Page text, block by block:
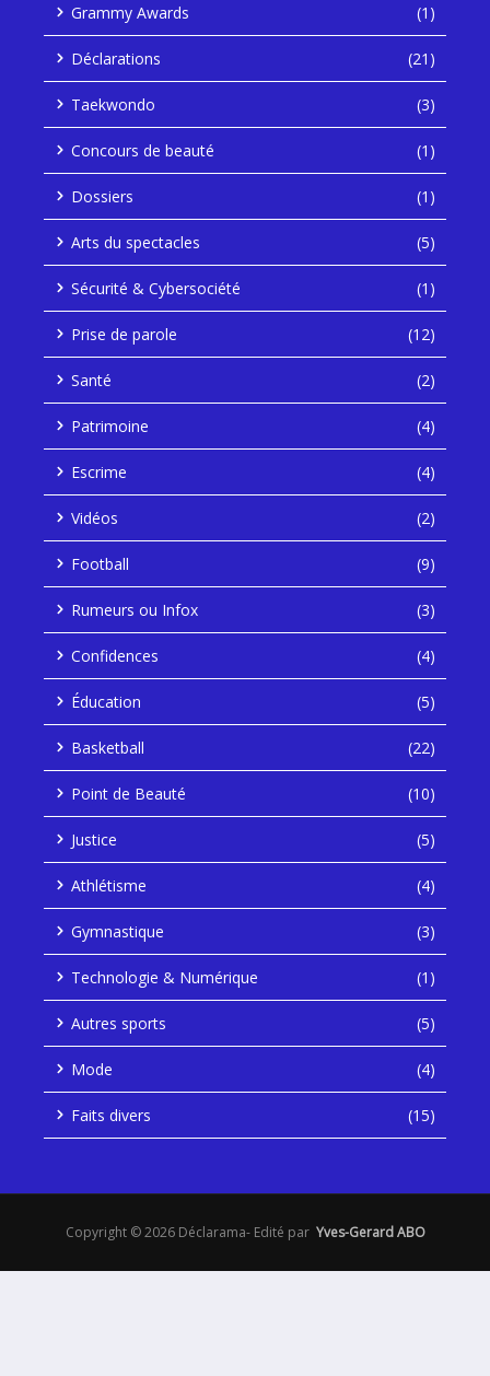
Grammy Awards (1)
Déclarations (21)
Taekwondo (3)
Concours de beauté (1)
Dossiers (1)
Arts du spectacles (5)
Sécurité & Cybersociété (1)
Prise de parole (12)
Santé (2)
Patrimoine (4)
Escrime (4)
Vidéos (2)
Football (9)
Rumeurs ou Infox (3)
Confidences (4)
Éducation (5)
Basketball (22)
Point de Beauté (10)
Justice (5)
Athlétisme (4)
Gymnastique (3)
Technologie & Numérique (1)
Autres sports (5)
Mode (4)
Faits divers (15)
Copyright © 2026 Déclarama- Edité par Yves-Gerard ABO